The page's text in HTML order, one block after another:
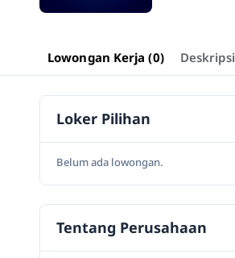
Lowongan Kerja (0) Deskripsi
Loker Pilihan
Belum ada lowongan.
Tentang Perusahaan